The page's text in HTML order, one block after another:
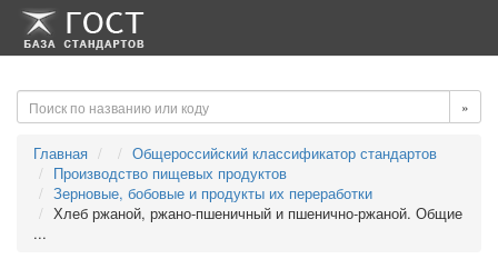
-->-->
»
Главная
Общероссийский классификатор стандартов
Производство пищевых продуктов
Зерновые, бобовые и продукты их переработки
Хлеб ржаной, ржано-пшеничный и пшенично-ржаной. Общие
...